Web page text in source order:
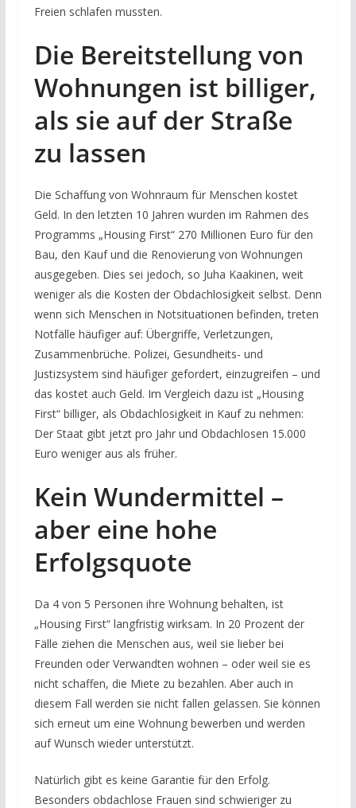
Freien schlafen mussten.
Die Bereitstellung von
Wohnungen ist billiger,
als sie auf der Straße
zu lassen
Die Schaffung von Wohnraum für Menschen kostet
Geld. In den letzten 10 Jahren wurden im Rahmen des
Programms „Housing First“ 270 Millionen Euro für den
Bau, den Kauf und die Renovierung von Wohnungen
ausgegeben. Dies sei jedoch, so Juha Kaakinen, weit
weniger als die Kosten der Obdachlosigkeit selbst. Denn
wenn sich Menschen in Notsituationen befinden, treten
Notfälle häufiger auf: Übergriffe, Verletzungen,
Zusammenbrüche. Polizei, Gesundheits- und
Justizsystem sind häufiger gefordert, einzugreifen – und
das kostet auch Geld. Im Vergleich dazu ist „Housing
First“ billiger, als Obdachlosigkeit in Kauf zu nehmen:
Der Staat gibt jetzt pro Jahr und Obdachlosen 15.000
Euro weniger aus als früher.
Kein Wundermittel –
aber eine hohe
Erfolgsquote
Da 4 von 5 Personen ihre Wohnung behalten, ist
„Housing First“ langfristig wirksam. In 20 Prozent der
Fälle ziehen die Menschen aus, weil sie lieber bei
Freunden oder Verwandten wohnen – oder weil sie es
nicht schaffen, die Miete zu bezahlen. Aber auch in
diesem Fall werden sie nicht fallen gelassen. Sie können
sich erneut um eine Wohnung bewerben und werden
auf Wunsch wieder unterstützt.
Natürlich gibt es keine Garantie für den Erfolg.
Besonders obdachlose Frauen sind schwieriger zu